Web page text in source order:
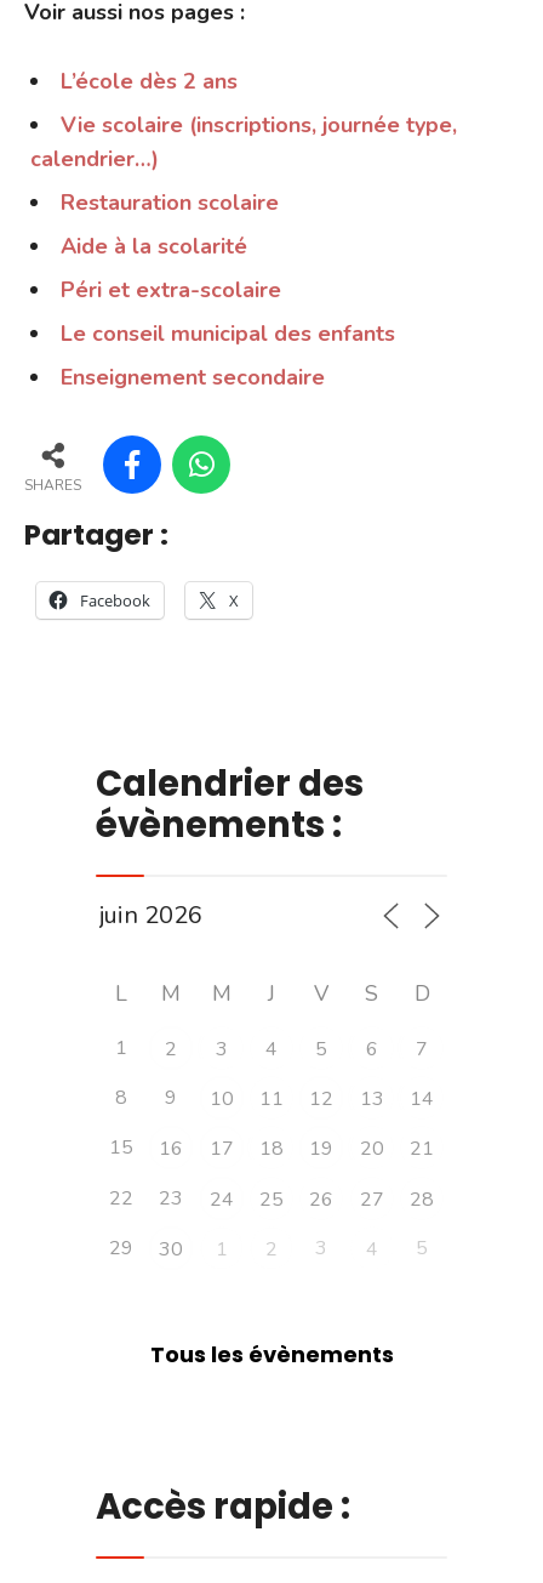
Voir aussi nos pages :
L’école dès 2 ans
Vie scolaire (inscriptions, journée type,
calendrier…)
Restauration scolaire
Aide à la scolarité
Péri et extra-scolaire
Le conseil municipal des enfants
Enseignement secondaire
SHARES
Partager :
Facebook X
Calendrier des
évènements :
L M M J V S D
1 2 3 4 5 6
7
8
9 10 11 12 13
14
15
16 17 18 19 20
21
22
23 24 25 26 27
28
29
30 1 2 3 4 5
Tous les évènements
Accès rapide :